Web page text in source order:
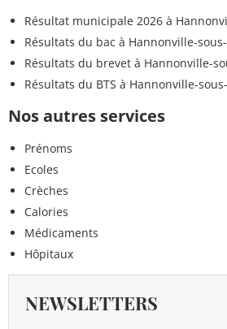
Résultat municipale 2026 à
Résultats du bac à Hannonville-
Résultats du brevet à Hannonville-
Résultats du BTS à Hannonville-
Nos autres services
Prénoms
Ecoles
Crèches
Calories
Médicaments
Hôpitaux
NEWSLETTERS